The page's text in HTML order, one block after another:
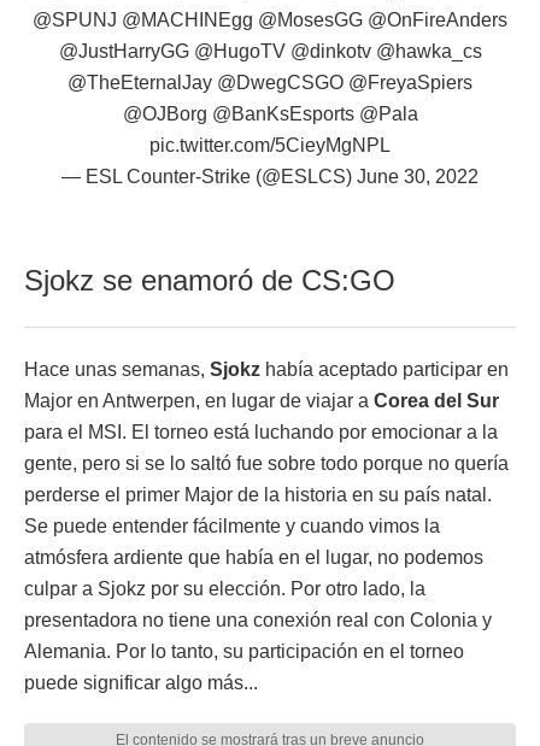
@SPUNJ @MACHINEgg @MosesGG @OnFireAnders
@JustHarryGG @HugoTV @dinkotv @hawka_cs
@TheEternalJay @DwegCSGO @FreyaSpiers
@OJBorg @BanKsEsports @Pala
pic.twitter.com/5CieyMgNPL
— ESL Counter-Strike (@ESLCS) June 30, 2022
Sjokz se enamoró de CS:GO
Hace unas semanas, Sjokz había aceptado participar en
Major en Antwerpen, en lugar de viajar a Corea del Sur
para el MSI. El torneo está luchando por emocionar a la
gente, pero si se lo saltó fue sobre todo porque no quería
perderse el primer Major de la historia en su país natal.
Se puede entender fácilmente y cuando vimos la
atmósfera ardiente que había en el lugar, no podemos
culpar a Sjokz por su elección. Por otro lado, la
presentadora no tiene una conexión real con Colonia y
Alemania. Por lo tanto, su participación en el torneo
puede significar algo más...